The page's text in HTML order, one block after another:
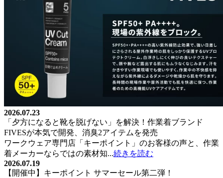
2026.07.23
「夕方になると靴を脱げない」を解決！作業着ブランド
FIVESが本気で開発、消臭2アイテムを発売
ワークウェア専門店「キーポイント」のお客様の声と、作業
着メーカーならではの素材知...続きを読む
2026.07.19
【開催中】キーポイント サマーセール第二弾！